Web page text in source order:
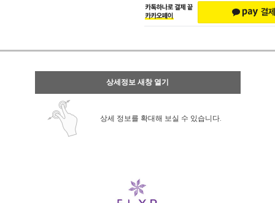
상세정보 새창 열기
상세 정보를 확대해 보실 수 있습니다.